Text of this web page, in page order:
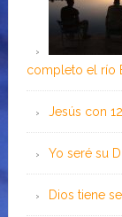
completo el río
Jesús con
Yo seré su
Dios tiene